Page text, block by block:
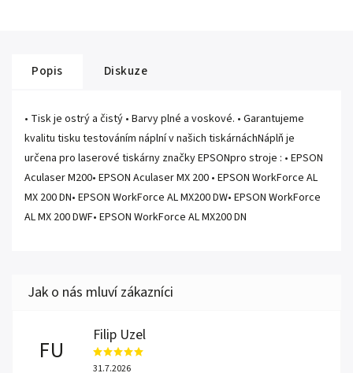
Popis Diskuze
• Tisk je ostrý a čistý • Barvy plné a voskové. • Garantujeme
kvalitu tisku testováním náplní v našich tiskárnáchNáplň je
určena pro laserové tiskárny značky EPSONpro stroje : • EPSON
Aculaser M200• EPSON Aculaser MX 200 • EPSON WorkForce AL
MX 200 DN• EPSON WorkForce AL MX200 DW• EPSON WorkForce
AL MX 200 DWF• EPSON WorkForce AL MX200 DN
FU
Filip Uzel
31.7.2026